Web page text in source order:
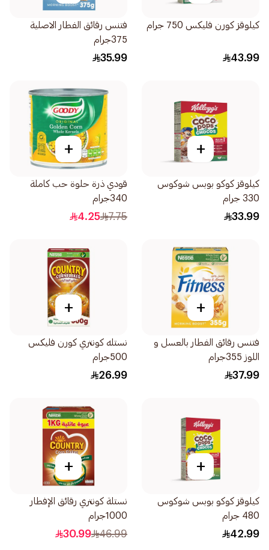
كيلوقز كورن فليكس 750 جرام
43.99
فتنس رقائق الفطار الاصلية
375جرام
35.99
+
كيلوقز كوكو بوبس شوكوس
330 جرام
33.99
+
قودي ذرة حلوة حب كاملة
340جرام
7.75
4.25
+
فتنس رقائق الفطار بالعسل و
اللوز 355جرام
37.99
+
نستله كونتري كورن فليكس
500جرام
26.99
+
كيلوقز كوكو بوبس شوكوس
480 جرام
42.99
+
نستلة كونتري رقائق الإفطار
1000جرام
46.99
30.99